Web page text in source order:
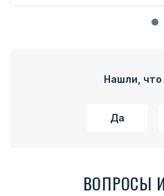
Нашли, что
Да
ВОПРОСЫ